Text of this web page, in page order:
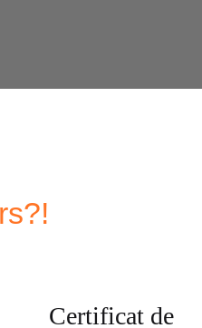
Certificat de